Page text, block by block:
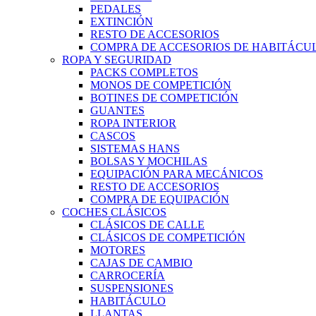
PEDALES
EXTINCIÓN
RESTO DE ACCESORIOS
COMPRA DE ACCESORIOS DE
ROPA Y SEGURIDAD
PACKS COMPLETOS
MONOS DE COMPETICIÓN
BOTINES DE COMPETICIÓN
GUANTES
ROPA INTERIOR
CASCOS
SISTEMAS HANS
BOLSAS Y MOCHILAS
EQUIPACIÓN PARA MECÁNICOS
RESTO DE ACCESORIOS
COMPRA DE EQUIPACIÓN
COCHES CLÁSICOS
CLÁSICOS DE CALLE
CLÁSICOS DE COMPETICIÓN
MOTORES
CAJAS DE CAMBIO
CARROCERÍA
SUSPENSIONES
HABITÁCULO
LLANTAS